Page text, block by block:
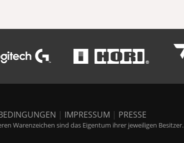
| IMPRESSUM | PRESSE
Warenzeichen sind das Eigentum ihrer jeweiligen Besitzer.